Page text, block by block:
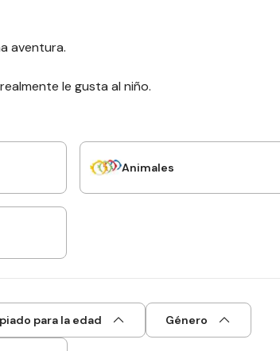
aventura.
le gusta al niño.
Animales
para la edad Género